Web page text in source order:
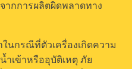
กการผลิตผิดพลาดทาง
นกรณีที่ตัวเครื่องเกิดความ
ำเข้าหรืออุบัติเหตุ ภัย